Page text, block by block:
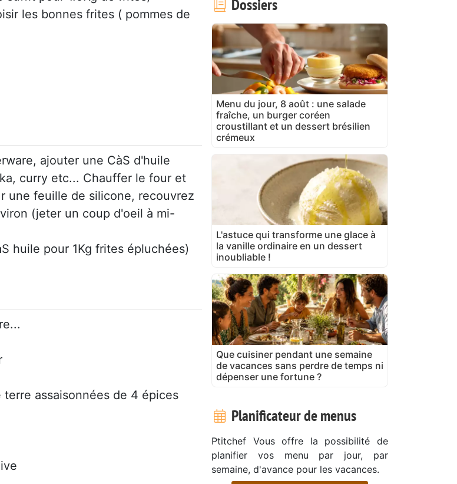
les bonnes frites ( pommes de
ajouter une CàS d'huile
curry etc... Chauffer le four et
une feuille de silicone, recouvrez
(jeter un coup d'oeil à mi-
huile pour 1Kg frites épluchées)
assaisonnées de 4 épices
Dossiers
Menu du jour, 8 août : une salade
fraîche, un burger coréen
croustillant et un dessert brésilien
crémeux
L'astuce qui transforme une glace à
la vanille ordinaire en un dessert
inoubliable !
Que cuisiner pendant une semaine
de vacances sans perdre de temps ni
dépenser une fortune ?
Planificateur de menus
Ptitchef Vous offre la possibilité de
planifier vos menu par jour, par
semaine, d'avance pour les vacances.